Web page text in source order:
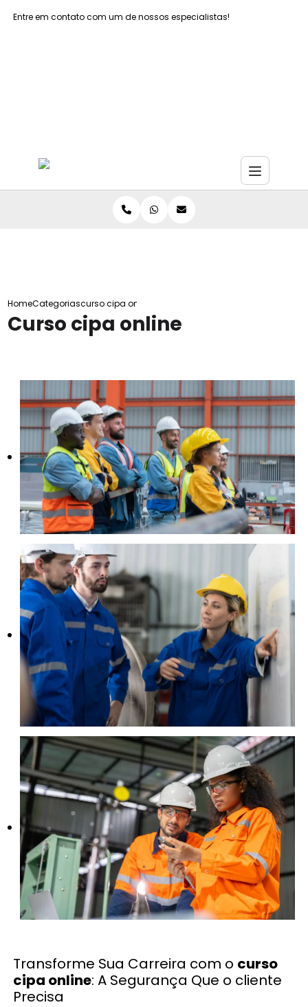
Entre em contato com um de nossos especialistas!
HomeCategoriascurso cipa online
Curso cipa online
Transforme Sua Carreira com o curso
cipa online: A Segurança Que o cliente
Precisa